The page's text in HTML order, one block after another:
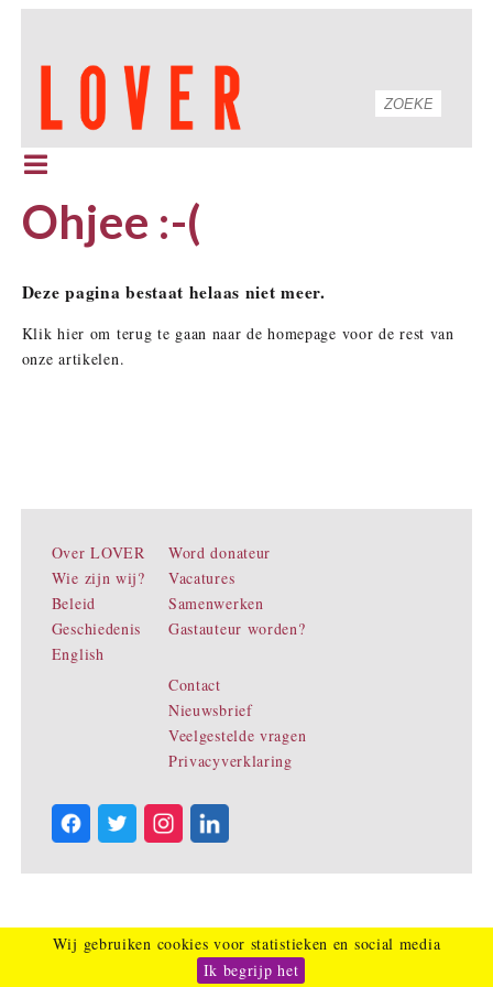
Wij gebruiken cookies voor statistieken en social media
Ik begrijp het
Ohjee :-(
Deze pagina bestaat helaas niet meer.
Klik hier om terug te gaan naar de homepage voor de rest van
onze artikelen.
Over LOVER
Wie zijn wij?
Beleid
Geschiedenis
English
Word donateur
Vacatures
Samenwerken
Gastauteur worden?
Contact
Nieuwsbrief
Veelgestelde vragen
Privacyverklaring